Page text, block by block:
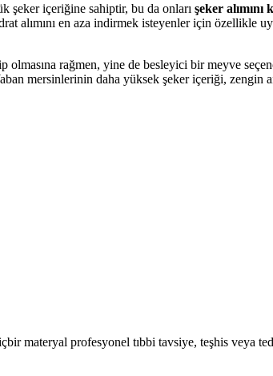
şeker içeriğine sahiptir, bu da onları şeker alımını
alımını en aza indirmek isteyenler için özellikle
rağmen, yine de besleyici bir meyve
mersinlerinin daha yüksek şeker içeriği, zengin
materyal profesyonel tıbbi tavsiye, teşhis veya